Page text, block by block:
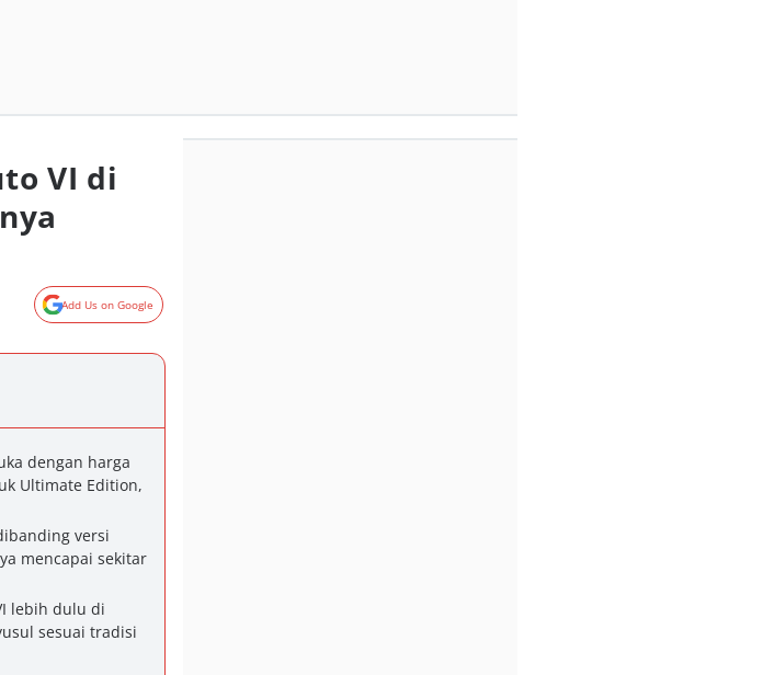
VI di
Add Us on Google
dengan harga
Ultimate Edition,
versi
mencapai sekitar
lebih dulu di
sesuai tradisi